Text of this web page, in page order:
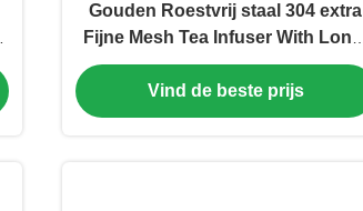
Gouden Roestvrij staal 304 extra
Fijne Mesh Tea Infuser With Long-
Handvatten
Vind de beste prijs